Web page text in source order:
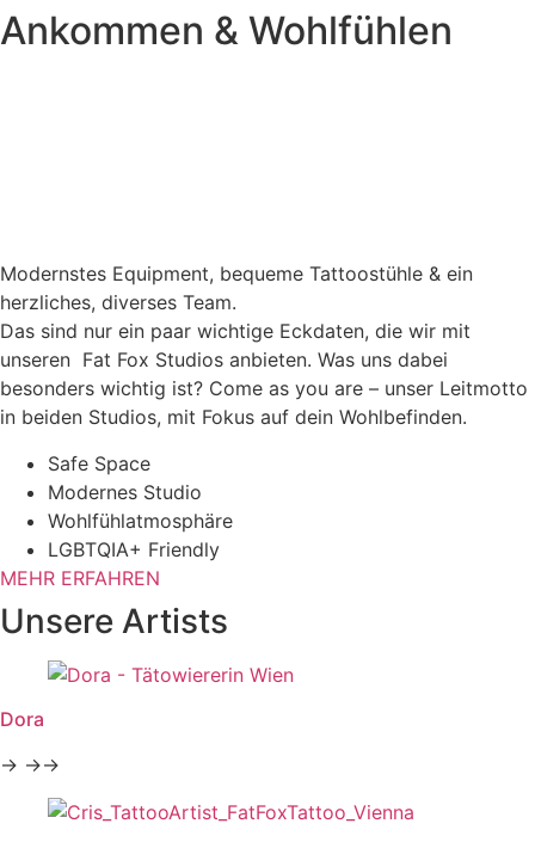
Ankommen & Wohlfühlen
Modernstes Equipment, bequeme Tattoostühle & ein
herzliches, diverses Team.
Das sind nur ein paar wichtige Eckdaten, die wir mit
unseren Fat Fox Studios anbieten. Was uns dabei
besonders wichtig ist? Come as you are – unser Leitmotto
in beiden Studios, mit Fokus auf dein Wohlbefinden.
Safe Space
Modernes Studio
Wohlfühlatmosphäre
LGBTQIA+ Friendly
MEHR ERFAHREN
Unsere Artists
Dora
→ →→